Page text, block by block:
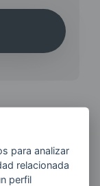
DE
para analizar
relacionada
perfil